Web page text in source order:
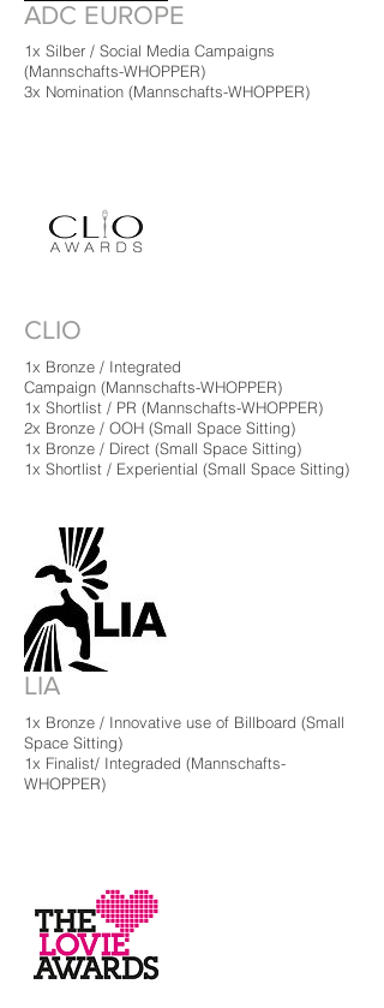
ADC EUROPE
1x Silber / Social Media Campaigns
(Mannschafts-WHOPPER)
3x Nomination (Mannschafts-WHOPPER)
CLIO
1x Bronze / Integrated
Campaign (Mannschafts-WHOPPER)
1x Shortlist / PR (Mannschafts-WHOPPER)
2x Bronze / OOH (Small Space Sitting)
1x Bronze / Direct (Small Space Sitting)
1x Shortlist / Experiential (Small Space Sitting)
LIA
1x Bronze / Innovative use of Billboard (Small
Space Sitting)
1x Finalist/ Integraded (Mannschafts-
WHOPPER)